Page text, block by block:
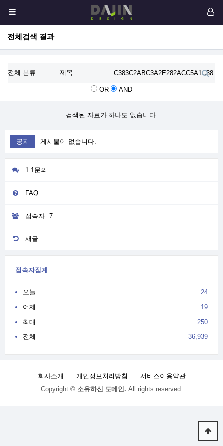
전체검색 결과
OR AND
검색된 자료가 하나도 없습니다.
공지 게시물이 없습니다.
1:1문의
FAQ
접속자 7
새글
접속자집계
오늘
24
어제
19
최대
250
전체
36,939
회사소개 개인정보처리방침
서비스이용약관
Copyright © 소유하신 도메인. All rights reserved.